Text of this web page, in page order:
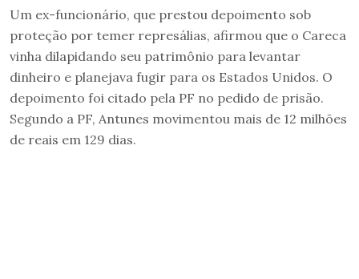
Um ex-funcionário, que prestou depoimento sob
proteção por temer represálias, afirmou que o Careca
vinha dilapidando seu patrimônio para levantar
dinheiro e planejava fugir para os Estados Unidos. O
depoimento foi citado pela PF no pedido de prisão.
Segundo a PF, Antunes movimentou mais de 12 milhões
de reais em 129 dias.